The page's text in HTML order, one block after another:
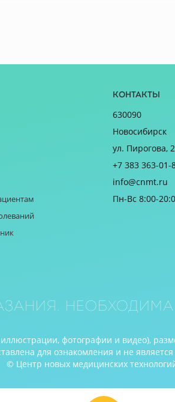
Контакты
630090
Новосибирск
ул. Пирогова,
+7 383 363-01-
info@cnmt.ru
Пн-Вс 8:00-
Необходима
фотографии и видео),
для ознакомления и не является
© Центр новых медицинских